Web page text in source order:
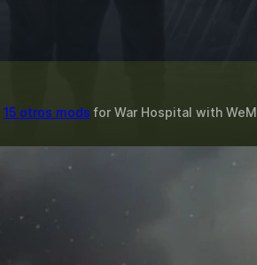
15 otros mods for War Hospital with